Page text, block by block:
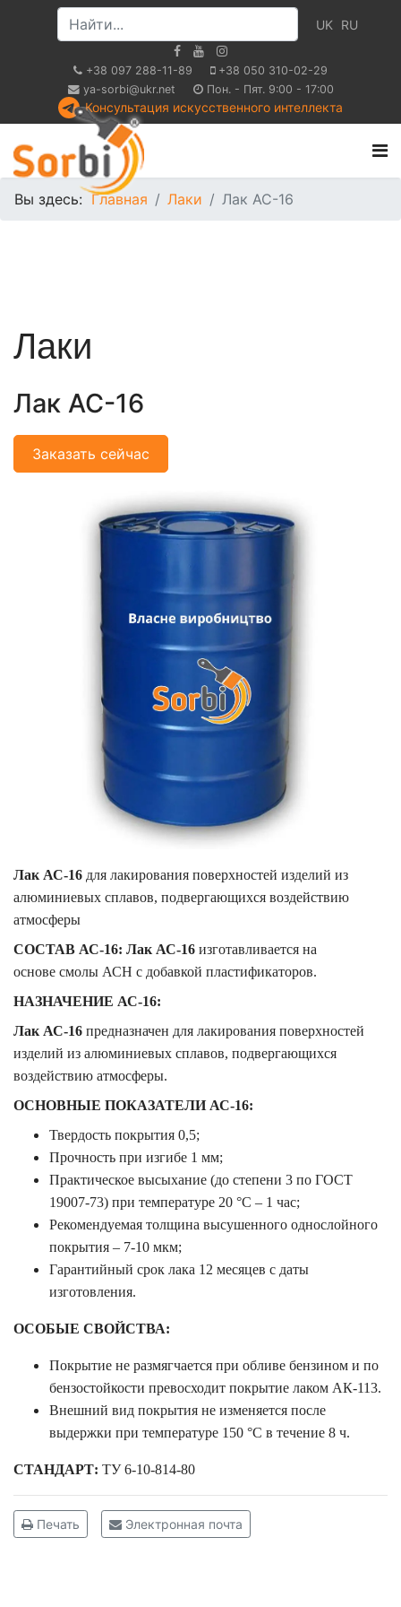
UK RU
+38 097 288-11-89
+38 050 310-02-29
ya-sorbi@ukr.net
Пон. - Пят. 9:00 - 17:00
Консультация искусственного интеллекта
Вы здесь:Главная Лаки Лак АС-16
Лаки
Лак АС-16
Заказать сейчас
Лак АС-16 для лакирования поверхностей изделий из
алюминиевых сплавов, подвергающихся воздействию
атмосферы
СОСТАВ АС-16: Лак АС-16 изготавливается на
основе смолы АСН с добавкой пластификаторов.
НАЗНАЧЕНИЕ АС-16:
Лак АС-16 предназначен для лакирования поверхностей
изделий из алюминиевых сплавов, подвергающихся
воздействию атмосферы.
ОСНОВНЫЕ ПОКАЗАТЕЛИ АС-16:
Твердость покрытия 0,5;
Прочность при изгибе 1 мм;
Практическое высыхание (до степени 3 по ГОСТ
19007-73) при температуре 20 °С – 1 час;
Рекомендуемая толщина высушенного однослойного
покрытия – 7-10 мкм;
Гарантийный срок лака 12 месяцев с даты
изготовления.
ОСОБЫЕ СВОЙСТВА:
Покрытие не размягчается при обливе бензином и по
бензостойкости превосходит покрытие лаком АК-113.
Внешний вид покрытия не изменяется после
выдержки при температуре 150 °С в течение 8 ч.
СТАНДАРТ: ТУ 6-10-814-80
Печать Электронная почта